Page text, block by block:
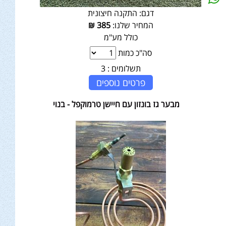
דגם: התקנה חיצונית
המחיר שלנו:385
₪
כולל מע"מ
סה"כ כמות
תשלומים : 3
פרטים נוספים
מבער גז בונזון עם חיישן טרמוקפל - בנוי